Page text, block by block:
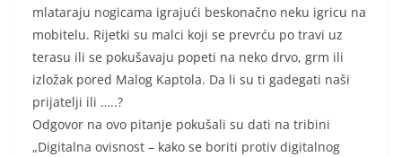
mlataraju nogicama igrajući beskonačno neku igricu na
mobitelu. Rijetki su malci koji se prevrću po travi uz
terasu ili se pokušavaju popeti na neko drvo, grm ili
izložak pored Malog Kaptola. Da li su ti gadegati naši
prijatelji ili …..?
Odgovor na ovo pitanje pokušali su dati na tribini
„Digitalna ovisnost – kako se boriti protiv digitalnog